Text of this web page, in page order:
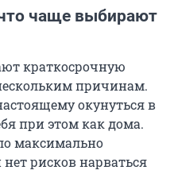
чаще выбирают
краткосрочную
причинам.
окунуться в
при этом как дома.
максимально
рисков нарваться